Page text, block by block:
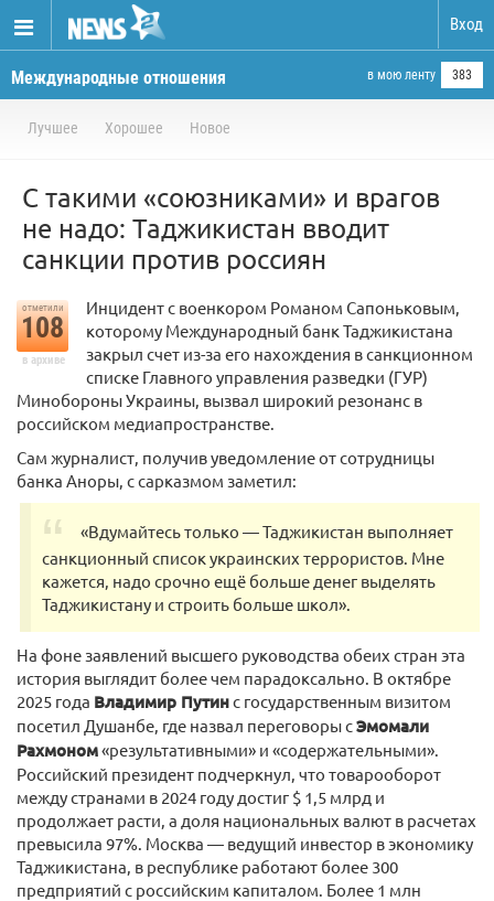
Вход
Международные отношения в мою ленту 383
Лучшее Хорошее Новое
С такими «союзниками» и врагов
не надо: Таджикистан вводит
санкции против россиян
отметили
108
в архиве
Инцидент с военкором Романом Сапоньковым,
которому Международный банк Таджикистана
закрыл счет из-за его нахождения в санкционном
списке Главного управления разведки (ГУР)
Минобороны Украины, вызвал широкий резонанс в
российском медиапространстве.
Сам журналист, получив уведомление от сотрудницы
банка Аноры, с сарказмом заметил:
«Вдумайтесь только — Таджикистан выполняет
санкционный список украинских террористов. Мне
кажется, надо срочно ещё больше денег выделять
Таджикистану и строить больше школ».
На фоне заявлений высшего руководства обеих стран эта
история выглядит более чем парадоксально. В октябре
2025 года Владимир Путинс государственным визитом
посетил Душанбе, где назвал переговоры сЭмомали
Рахмоном«результативными» и «содержательными».
Российский президент подчеркнул, что товарооборот
между странами в 2024 году достиг $ 1,5 млрд и
продолжает расти, а доля национальных валют в расчетах
превысила 97%. Москва — ведущий инвестор в экономику
Таджикистана, в республике работают более 300
предприятий с российским капиталом. Более 1 млн